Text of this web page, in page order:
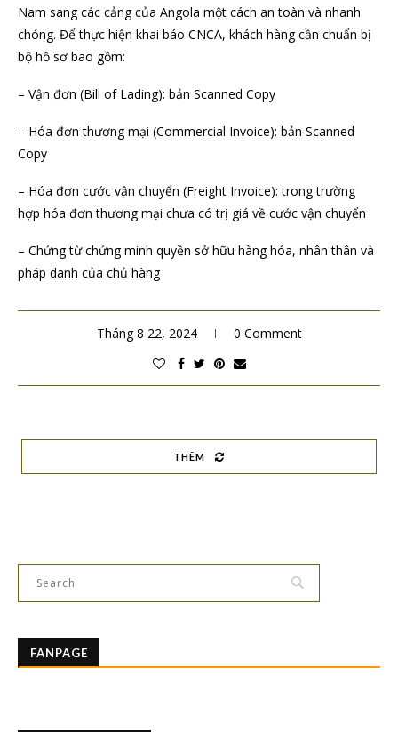
Nam sang các cảng của Angola một cách an toàn và nhanh
chóng. Để thực hiện khai báo CNCA, khách hàng cần chuẩn bị
bộ hồ sơ bao gồm:
– Vận đơn (Bill of Lading): bản Scanned Copy
– Hóa đơn thương mại (Commercial Invoice): bản Scanned
Copy
– Hóa đơn cước vận chuyển (Freight Invoice): trong trường
hợp hóa đơn thương mại chưa có trị giá về cước vận chuyển
– Chứng từ chứng minh quyền sở hữu hàng hóa, nhân thân và
pháp danh của chủ hàng
Tháng 8 22, 2024 0 Comment
THÊM
FANPAGE